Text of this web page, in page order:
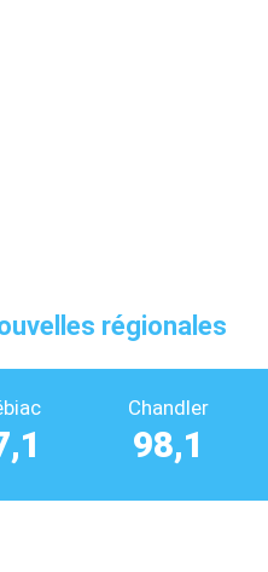
régionales
Chandler
98,1